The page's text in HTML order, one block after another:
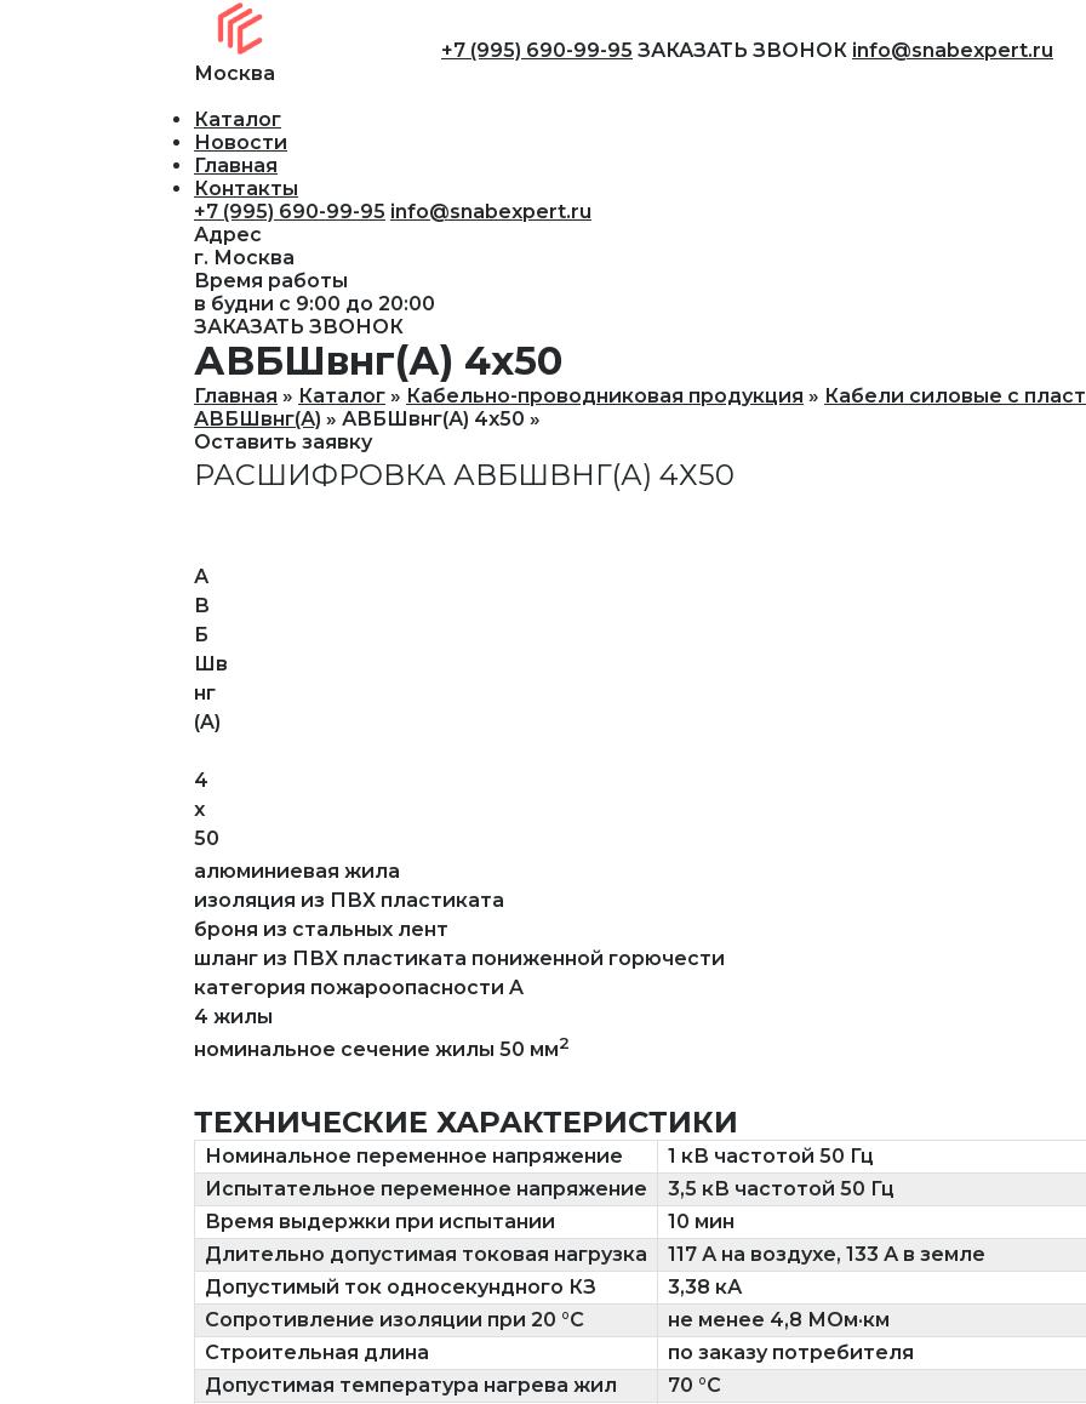
+7 (995) 690-99-95 ЗАКАЗАТЬ ЗВОНОК info@snabexpert.ru
Москва
Каталог
Новости
Главная
Контакты
+7 (995) 690-99-95 info@snabexpert.ru
Адрес
г. Москва
Время работы
в будни с 9:00 до 20:00
ЗАКАЗАТЬ ЗВОНОК
АВБШвнг(А) 4х50
Главная Каталог Кабельно-проводниковая продукция
Кабели силовые с
АВБШвнг(А)
АВБШвнг(А) 4х50
Оставить заявку
РАСШИФРОВКА АВБШВНГ(А) 4Х50
А
В
Б
Шв
нг
(A)
4
х
50
алюминиевая жила
изоляция из ПВХ пластиката
броня из стальных лент
шланг из ПВХ пластиката пониженной горючести
категория пожароопасности A
4 жилы
номинальное сечение жилы 50 мм2
ТЕХНИЧЕСКИЕ ХАРАКТЕРИСТИКИ
Номинальное переменное напряжение
1 кВ частотой 50 Гц
Испытательное переменное напряжение
3,5 кВ частотой 50 Гц
Время выдержки при испытании
10 мин
Длительно допустимая токовая нагрузка
117 А на воздухе, 133 А в земле
Допустимый ток односекундного КЗ
3,38 кА
Сопротивление изоляции при 20 °C
не менее 4,8 МОм·км
Строительная длина
по заказу потребителя
Допустимая температура нагрева жил
70 °C